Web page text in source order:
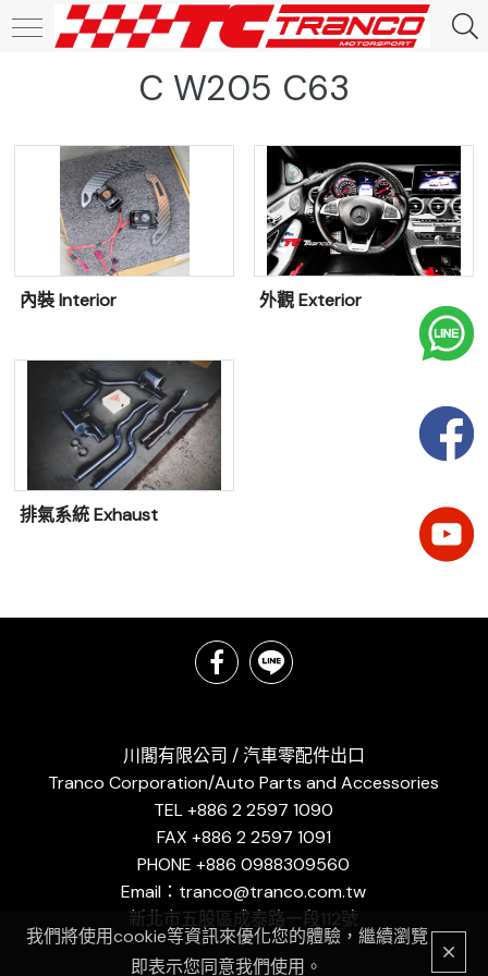
C W205 C63
內裝 Interior 外觀 Exterior
排氣系統 Exhaust
川閣有限公司 / 汽車零配件出口
Tranco Corporation/Auto Parts and Accessories
TEL +886 2 2597 1090
FAX +886 2 2597 1091
PHONE +886 0988309560
Email：tranco@tranco.com.tw
新北市五股區成泰路一段112號
我們將使用cookie等資訊來優化您的體驗，繼續瀏覽
即表示您同意我們使用。